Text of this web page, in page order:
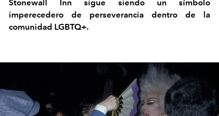
Stonewall Inn sigue siendo un símbolo
imperecedero de perseverancia dentro de la
comunidad LGBTQ+.